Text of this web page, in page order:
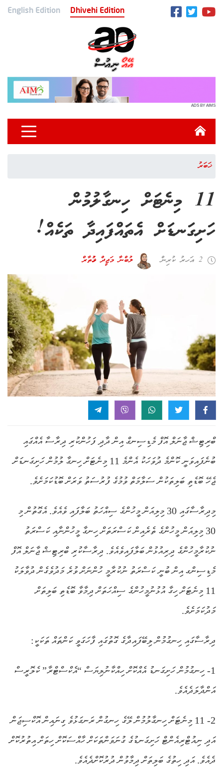
English Edition Dhivehi Edition
ADS BY AIMS
ޚަބަރު
11 މިނެޓަށް ހިނގާލުމުން
ހަށިގަނޑަށް އެތައްފައިދާ ތަކެއް!
2 އަހރު ކުރިން ލުބްނާ މަޖީދް މުޚުތާރް
ބްރިޓިޝް ޖާނަލް އޮފް މެޑިސިނގް އިން ދާދި ފަހުންކުރި ދިރާސާ އެއްގައި
ބުނެފައިވަނީ ކޮންމެ ދުވަހަކު އެންމެ 11 މިނެޓަށް ހިނގާ ލުމުން ހަށިގަނޑަށް
ޖެހޭ ބޮޑެތި ބަލިތަކުން ސަލާމަތް ވުމުގެ ފުރުސަތު ވަރަށް ބޮޑުކަމަށެވެ.
މިދިރާސާގައި 30 މިލިއަން މީހުންގެ ސިއްހަތު ބަލާފައި ވެއެވެ. އެގޮތުން މި
30 މިލިއަން މީހުންގެ ތެރެއިން ކަސްރަތަށް ހިނގާ މީހުންނާއި
ކަސްރަތު
ނުކުރާމީހުންގެ ދިރިއުޅުން ބަލާފައިވެއެވެ. ދިރާސާކުރި ބްރިޓިޝް ޖާނަލް އޮފް
މެޑިސިންގ އިން ބުނީ ކަސްރަތު ނުކުރާމީ ހުންނަށް ވުރެ މަދުވެގެން ދުވާލަކު
11 މިނެޓަށް ހިގާ އުޅުނުމީހުންގެ ސިއްހަތަށް ދިމާވާ ބޮޑެތި ބަލިތަށް
މަދުކަމަށެވެ.
ދިރާސާގައި ހިނގުމުން ލިބޭފައިދާގެ ގޮތުގައި ފާހަގަވީ ކަންތައް ތަކަކީ:
1- ހިނގުމުން ހަށިގަނޑު އެއްކޮށް ހިއްކާނުލިޔަސް “އެކްސްޓްރާ” ކެލޮރީސް
އަންދާލަދެއެވެ.
2- 11 މިނެޓަށް ހިނގާލުމުން ލޭގެ ހިނގުން ރަނގަޅުވެ ގިނައިން އޮކްސިޖަން
އަދި ނިއުޓްރިއެންޓް ހަށިގަނޑުގެ ގުނަވަންތަކަށް ހާއްސަކޮށް ހިތަށް އިތުރުކޮށް
ދެއެވެ. އަދި ހިތުގެ ބަލިތަށް ދިމާވުން ދުރުކޮށްދެއެވެ.